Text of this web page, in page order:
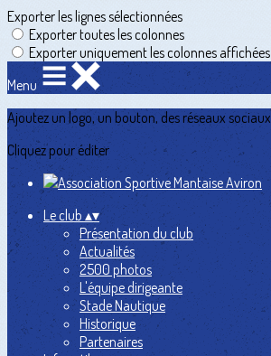
Exporter les lignes sélectionnées
Exporter toutes les colonnes
Exporter uniquement les colonnes affichées
Menu
Ajoutez un logo, un bouton, des réseaux sociaux
Cliquez pour éditer
Le club ▴▾
Présentation du club
Actualités
2500 photos
L'équipe dirigeante
Stade Nautique
Historique
Partenaires